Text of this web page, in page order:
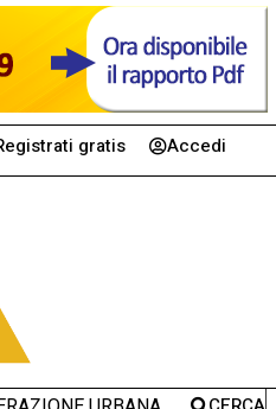
gratis Accedi